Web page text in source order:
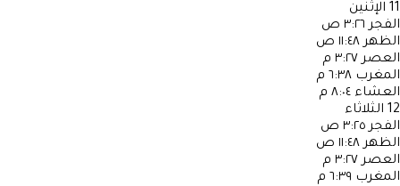
11 الإثنين
الفجر ٣:٢٦ ص
الظهر ١١:٤٨ ص
العصر ٣:٢٧ م
المغرب ٦:٣٨ م
العشاء ٨:٠٤ م
12 الثلاثاء
الفجر ٣:٢٥ ص
الظهر ١١:٤٨ ص
العصر ٣:٢٧ م
المغرب ٦:٣٩ م